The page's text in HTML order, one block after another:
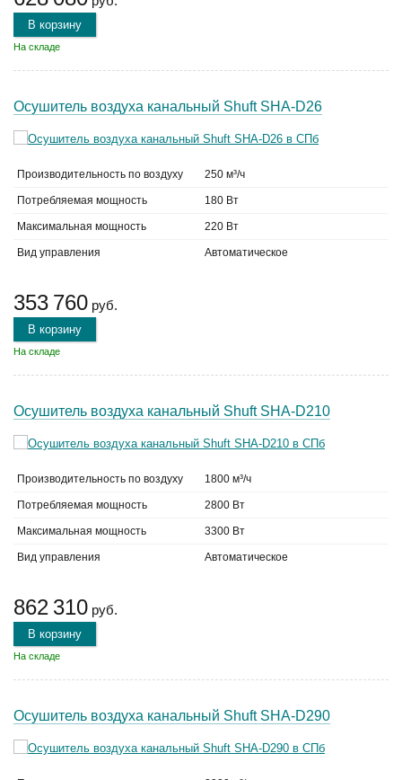
В корзину
На складе
Осушитель воздуха канальный Shuft SHA-D26
Производительность по воздуху 250 м³/ч
Потребляемая мощность 180 Вт
Максимальная мощность 220 Вт
Вид управления Автоматическое
353 760 руб.
В корзину
На складе
Осушитель воздуха канальный Shuft SHA-D210
Производительность по воздуху 1800 м³/ч
Потребляемая мощность 2800 Вт
Максимальная мощность 3300 Вт
Вид управления Автоматическое
862 310 руб.
В корзину
На складе
Осушитель воздуха канальный Shuft SHA-D290